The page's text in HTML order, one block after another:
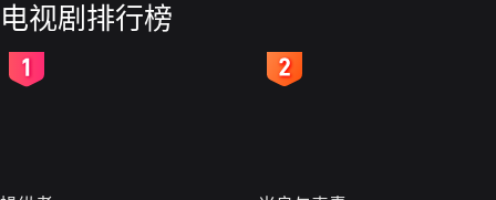
电视剧排行榜